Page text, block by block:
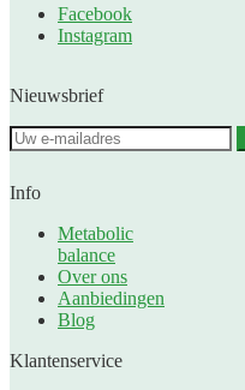
Facebook
Instagram
Nieuwsbrief
Info
Metabolic
balance
Over ons
Aanbiedingen
Blog
Klantenservice